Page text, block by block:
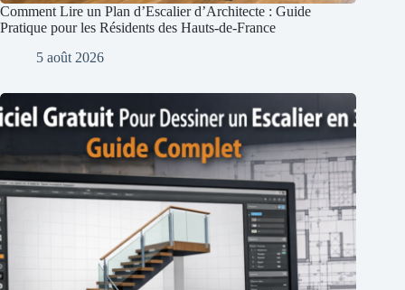
Comment Lire un Plan d’Escalier d’Architecte : Guide
Pratique pour les Résidents des Hauts-de-France
5 août 2026